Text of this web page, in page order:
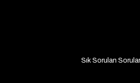
Sık Sorulan Sorular